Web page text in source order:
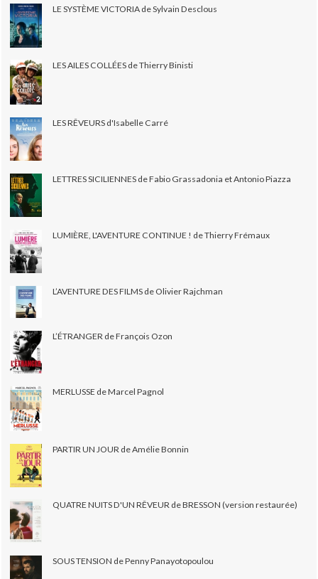
LE SYSTÈME VICTORIA de Sylvain Desclous
LES AILES COLLÉES de Thierry Binisti
LES RÊVEURS d'Isabelle Carré
LETTRES SICILIENNES de Fabio Grassadonia et Antonio Piazza
LUMIÈRE, L'AVENTURE CONTINUE ! de Thierry Frémaux
L’AVENTURE DES FILMS de Olivier Rajchman
L’ÉTRANGER de François Ozon
MERLUSSE de Marcel Pagnol
PARTIR UN JOUR de Amélie Bonnin
QUATRE NUITS D'UN RÊVEUR de BRESSON (version restaurée)
SOUS TENSION de Penny Panayotopoulou